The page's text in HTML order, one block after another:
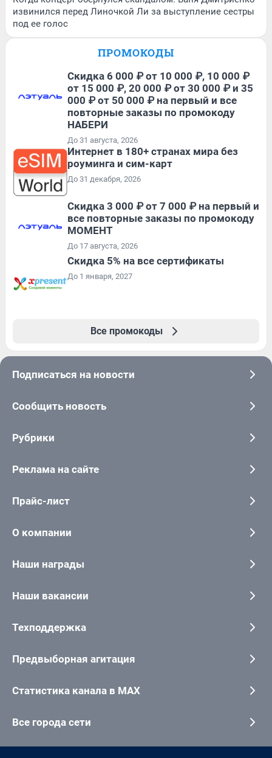
извинился перед Линочкой Ли за выступление сестры
под ее голос
ПРОМОКОДЫ
Скидка 6 000 ₽ от 10 000 ₽, 10 000 ₽
от 15 000 ₽, 20 000 ₽ от 30 000 ₽ и 35
000 ₽ от 50 000 ₽ на первый и все
повторные заказы по промокоду
НАБЕРИ
До 31 августа, 2026
Интернет в 180+ странах мира без
роуминга и сим-карт
До 31 декабря, 2026
Скидка 3 000 ₽ от 7 000 ₽ на первый и
все повторные заказы по промокоду
МОМЕНТ
До 17 августа, 2026
Скидка 5% на все сертификаты
До 1 января, 2027
Все промокоды
Подписаться на новости
Сообщить новость
Рубрики
Реклама на сайте
Прайс-лист
О компании
Наши награды
Наши вакансии
Техподдержка
Предвыборная агитация
Статистика канала в MAX
Все города сети